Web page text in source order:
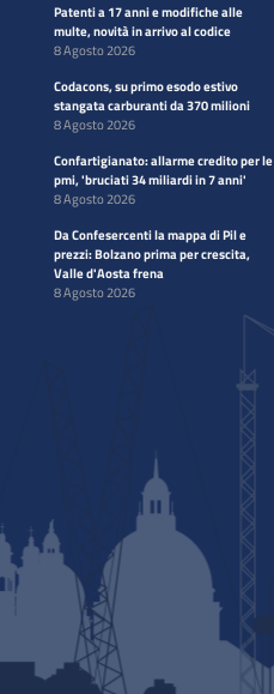
Patenti a 17 anni e modifiche alle
multe, novità in arrivo al codice
8 Agosto 2026
Codacons, su primo esodo estivo
stangata carburanti da 370 milioni
8 Agosto 2026
Confartigianato: allarme credito per le
pmi, 'bruciati 34 miliardi in 7 anni'
8 Agosto 2026
Da Confesercenti la mappa di Pil e
prezzi: Bolzano prima per crescita,
Valle d'Aosta frena
8 Agosto 2026